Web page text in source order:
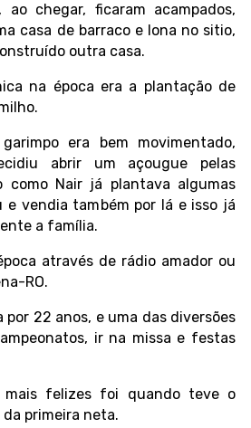
ao chegar, ficaram acampados,
casa de barraco e lona no sitio,
outra casa.
na época era a plantação de
era bem movimentado,
abrir um açougue pelas
como Nair já plantava algumas
e vendia também por lá e isso já
a família.
através de rádio amador ou
RO.
por 22 anos, e uma das diversões
ir na missa e festas
mais felizes foi quando teve o
primeira neta.